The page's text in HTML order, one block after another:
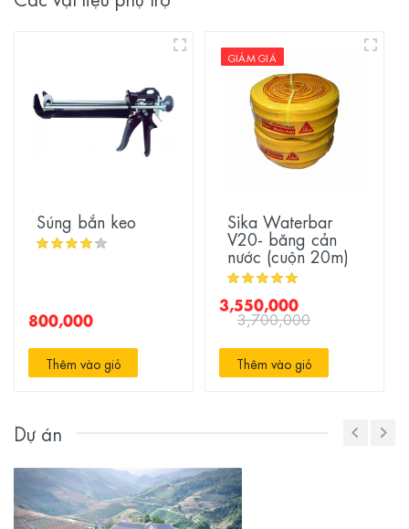
Súng bắn keo
800,000
Thêm vào giỏ
GIẢM GIÁ
Sika Waterbar
V20- băng cản
nước (cuộn 20m)
3,550,000
3,700,000
Thêm vào giỏ
Dự án